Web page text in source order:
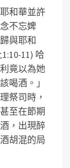
和華並許
不忘婢
與耶和
11) 哈
竟以為她
喝酒。」
祭司時，
至在節期
，出現醉
胡混的局